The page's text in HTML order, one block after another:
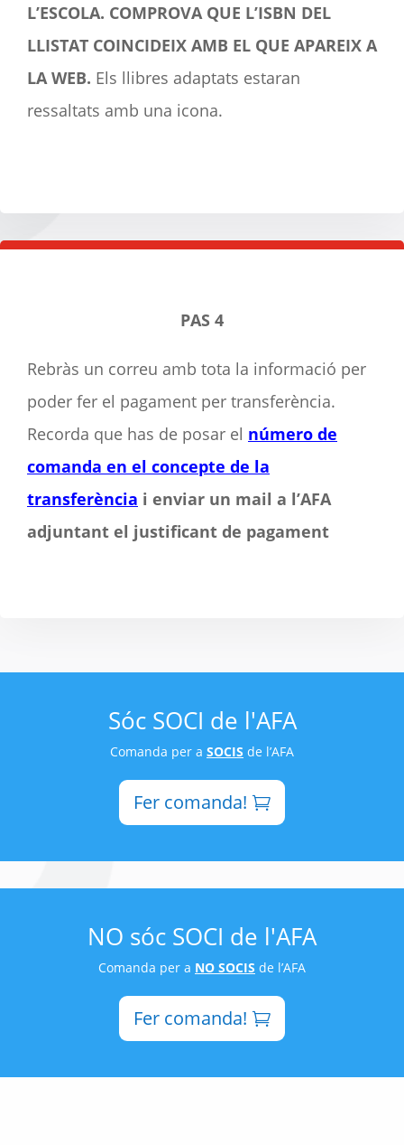
L’ESCOLA. COMPROVA QUE L’ISBN DEL
LLISTAT COINCIDEIX AMB EL QUE APAREIX A
LA WEB. Els llibres adaptats estaran
ressaltats amb una icona.
PAS 4
Rebràs un correu amb tota la informació per
poder fer el pagament per transferència.
Recorda que has de posar el número de
comanda en el concepte de la
transferència i enviar un mail a l’AFA
adjuntant el justificant de pagament
Sóc SOCI de l'AFA
Comanda per a SOCIS de l’AFA
Fer comanda!
NO sóc SOCI de l'AFA
Comanda per a NO SOCIS de l’AFA
Fer comanda!